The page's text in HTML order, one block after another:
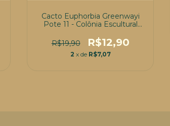
Cacto Euphorbia Greenwayi
Pote 11 - Colônia Escultural
R$19,90
R$12,90
2 x de R$7,07